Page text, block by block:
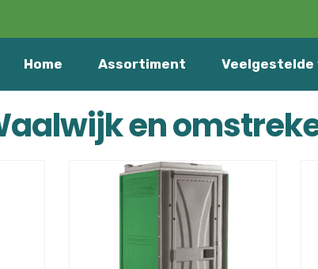
Home Assortiment Veelgestelde
en